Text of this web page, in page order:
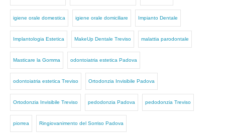
igiene orale domestica igiene orale domiciliare Impianto Dentale
Implantologia Estetica MakeUp Dentale Treviso malattia parodontale
Masticare la Gomma odontoiatria estetica Padova
odontoiatria estetica Treviso Ortodonzia Invisibile Padova
Ortodonzia Invisibile Treviso pedodonzia Padova pedodonzia Treviso
piorrea Ringiovanimento del Sorriso Padova